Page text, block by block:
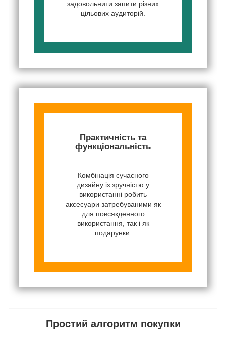
задовольнити запити різних
цільових аудиторій.
Практичність та
функціональність
Комбінація сучасного
дизайну із зручністю у
використанні робить
аксесуари затребуваними як
для повсякденного
використання, так і як
подарунки.
Простий алгоритм покупки